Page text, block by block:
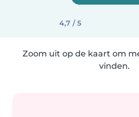
4,7 / 5
Zoom uit op de kaart om
vinden.